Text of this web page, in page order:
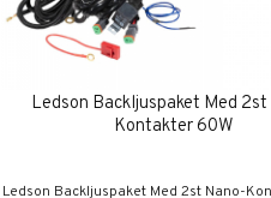
Ledson Backljuspaket Med 2st
Kontakter 60W
Ledson Backljuspaket Med 2st Nano-